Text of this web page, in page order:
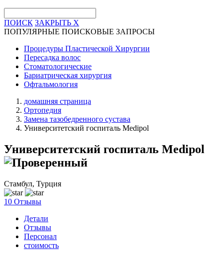
ПОИСК ЗАКРЫТЬ X
ПОПУЛЯРНЫЕ ПОИСКОВЫЕ ЗАПРОСЫ
Процедуры Пластической Хирургии
Пересадка волос
Стоматологические
Бариатрическая хирургия
Офтальмология
домашняя страница
Ортопедия
Замена тазобедренного сустава
Университетский госпиталь Medipol
Университетский госпиталь Medipol
Стамбул, Турция
10 Отзывы
Детали
Отзывы
Персонал
стоимость